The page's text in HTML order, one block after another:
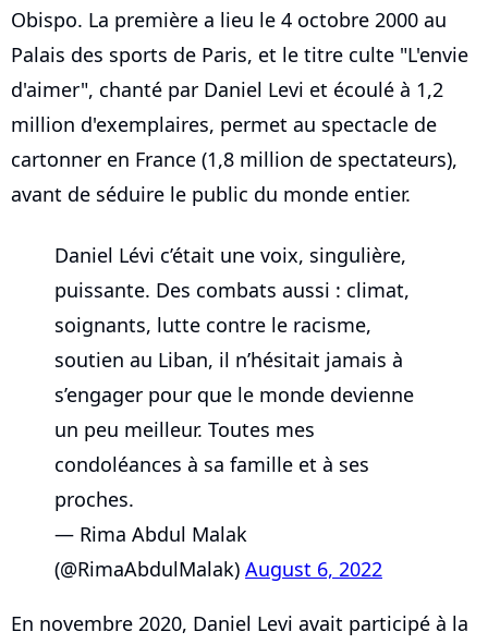
Obispo. La première a lieu le 4 octobre 2000 au
Palais des sports de Paris, et le titre culte "L'envie
d'aimer", chanté par Daniel Levi et écoulé à 1,2
million d'exemplaires, permet au spectacle de
cartonner en France (1,8 million de spectateurs),
avant de séduire le public du monde entier.
Daniel Lévi c’était une voix, singulière,
puissante. Des combats aussi : climat,
soignants, lutte contre le racisme,
soutien au Liban, il n’hésitait jamais à
s’engager pour que le monde devienne
un peu meilleur. Toutes mes
condoléances à sa famille et à ses
proches.
— Rima Abdul Malak
(@RimaAbdulMalak) August 6, 2022
En novembre 2020, Daniel Levi avait participé à la